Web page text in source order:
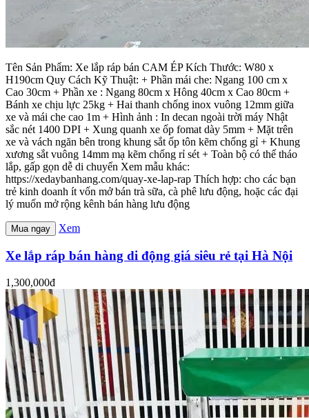
Tên Sản Phẩm: Xe lắp ráp bán CAM ÉP Kích Thước: W80 x
H190cm Quy Cách Kỹ Thuật: + Phần mái che: Ngang 100 cm x
Cao 30cm + Phần xe : Ngang 80cm x Hông 40cm x Cao 80cm +
Bánh xe chịu lực 25kg + Hai thanh chống inox vuông 12mm giữa
xe và mái che cao 1m + Hình ảnh : In decan ngoài trời máy Nhật
sắc nét 1400 DPI + Xung quanh xe ốp fomat dày 5mm + Mặt trên
xe và vách ngăn bên trong khung sắt ốp tôn kẽm chống gỉ + Khung
xương sắt vuông 14mm mạ kẽm chống rỉ sét + Toàn bộ có thể tháo
lắp, gấp gọn dễ di chuyển Xem mẫu khác:
https://xedaybanhang.com/quay-xe-lap-rap Thích hợp: cho các bạn
trẻ kinh doanh ít vốn mở bán trà sữa, cà phê lưu động, hoặc các đại
lý muốn mở rộng kênh bán hàng lưu động
Mua ngay Xem
Xe lắp ráp bán hàng di động giá siêu rẻ tại Hà Nội
1,300,000đ